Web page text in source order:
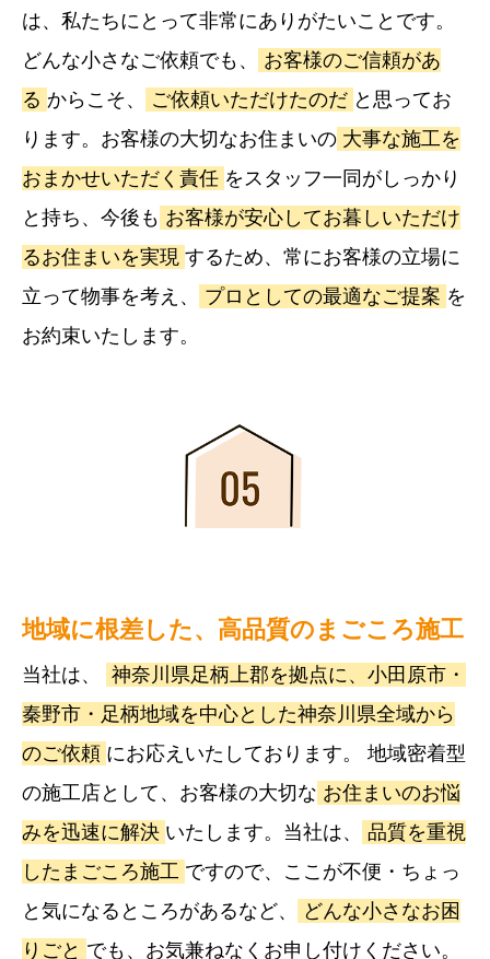
は、私たちにとって非常にありがたいことです。
どんな小さなご依頼でも、
お客様のご信頼があ
る からこそ、 ご依頼いただけたのだ と思ってお
ります。お客様の大切なお住まいの 大事な施工を
おまかせいただく責任 をスタッフ一同がしっかり
と持ち、今後も お客様が安心してお暮しいただけ
るお住まいを実現 するため、常にお客様の立場に
立って物事を考え、
プロとしての最適なご提案 を
お約束いたします。
地域に根差した、高品質のまごころ施工
当社は、
神奈川県足柄上郡を拠点に、小田原市・
秦野市・足柄地域を中心とした神奈川県全域から
のご依頼 にお応えいたしております。 地域密着型
の施工店として、お客様の大切な お住まいのお悩
みを迅速に解決 いたします。当社は、
品質を重視
したまごころ施工 ですので、ここが不便・ちょっ
と気になるところがあるなど、
どんな小さなお困
りごと でも、お気兼ねなくお申し付けください。